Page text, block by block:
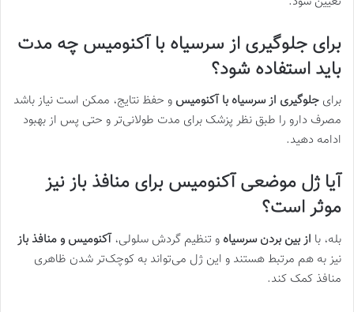
برای جلوگیری از سرسیاه با آکنومیس چه مدت
باید استفاده شود؟
برای جلوگیری از سرسیاه با آکنومیس و حفظ نتایج، ممکن است نیاز باشد
مصرف دارو را طبق نظر پزشک برای مدت طولانی‌تر و حتی پس از بهبود
ادامه دهید.
آیا ژل موضعی آکنومیس برای منافذ باز نیز
موثر است؟
بله، با از بین بردن سرسیاه و تنظیم گردش سلولی،آکنومیس و منافذ باز
نیز به هم مرتبط هستند و این ژل می‌تواند به کوچک‌تر شدن ظاهری
منافذ کمک کند.